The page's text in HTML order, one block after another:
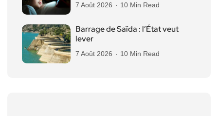
7 Août 2026 10 Min Read
Barrage de Saïda : l’État veut
lever
7 Août 2026 10 Min Read